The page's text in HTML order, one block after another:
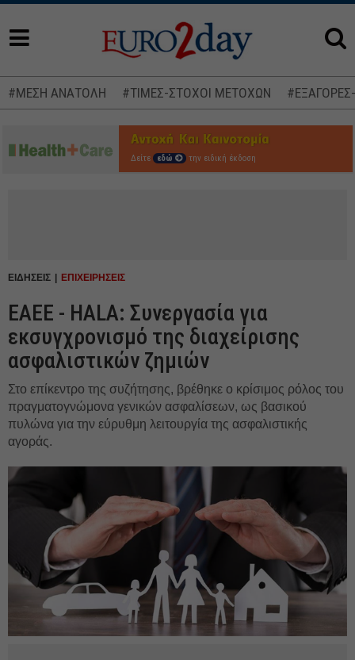
#ΜΕΣΗ ΑΝΑΤΟΛΗ #ΤΙΜΕΣ-ΣΤΟΧΟΙ ΜΕΤΟΧΩΝ
Δείτε εδώ την ειδική έκδοση
ΕΙΔΗΣΕΙΣ ΕΠΙΧΕΙΡΗΣΕΙΣ
ΕΑΕΕ - HALA: Συνεργασία για
εκσυγχρονισμό της διαχείρισης
ασφαλιστικών ζημιών
Στο επίκεντρο της συζήτησης, βρέθηκε ο κρίσιμος ρόλος του
πραγματογνώμονα γενικών ασφαλίσεων, ως βασικού
πυλώνα για την εύρυθμη λειτουργία της ασφαλιστικής
αγοράς.